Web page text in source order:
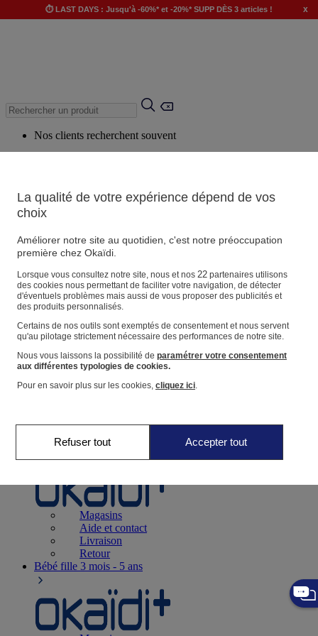
⏱️ LAST DAYS : Jusqu'à -60%* et -20%* SUPP DÈS 3 articles ! x
Nos clients recherchent souvent
Produits suggérés
Voir tous les produits
Magasin
Vos informations personnelles
Suivre une commande
Panier
Favoris
Naissance0-12 mois
Magasins
Aide et contact
Livraison
Retour
Bébé fille 3 mois - 5 ans
La qualité de votre expérience dépend de vos
choix
Améliorer notre site au quotidien, c'est notre préoccupation
première chez Okaïdi.
Lorsque vous consultez notre site, nous et nos 22partenaires utilisons
des cookies nous permettant de faciliter votre navigation, de détecter
d'éventuels problèmes mais aussi de vous proposer des publicités et
des produits personnalisés.
Certains de nos outils sont exemptés de consentement et nous servent
qu'au pilotage strictement nécessaire des performances de notre site.
Nous vous laissons la possibilité de paramétrer votre consentement
aux différentes typologies de cookies.
Pour en savoir plus sur les cookies, cliquez ici.
Refuser tout Accepter tout